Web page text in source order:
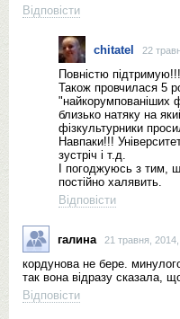
Відповісти
chitatel 22
Повністю підтримую!!!
Також провчилася 5
"найкорумпованіших
близько натяку на
фізкультурники
Навпаки!!!
зустріч і т.д.
І погоджуюсь з тим,
постійно халявить.
Відповісти
галина 21 травня,
кордунова не бере.
так вона відразу сказала,
Відповісти